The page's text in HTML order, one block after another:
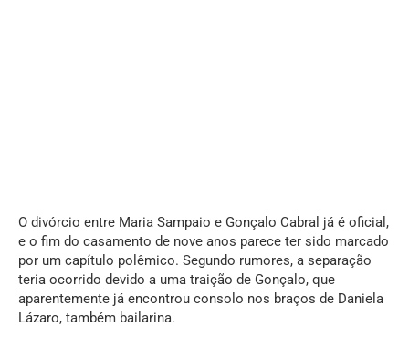
O divórcio entre Maria Sampaio e Gonçalo Cabral já é oficial,
e o fim do casamento de nove anos parece ter sido marcado
por um capítulo polêmico. Segundo rumores, a separação
teria ocorrido devido a uma traição de Gonçalo, que
aparentemente já encontrou consolo nos braços de Daniela
Lázaro, também bailarina.